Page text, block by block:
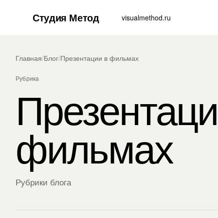
Студия Метод visualmethod.ru
Главная/Блог/Презентации в фильмах
Рубрика
фильмах
Рубрики блога